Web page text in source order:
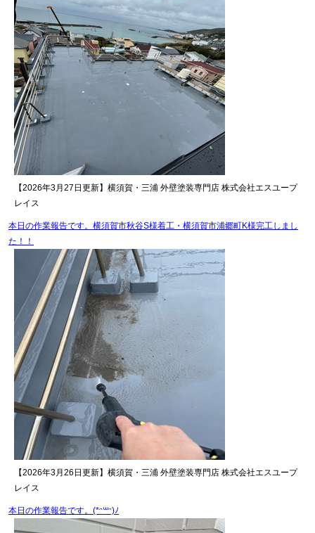
【2026年3月27日更新】横須賀・三浦 外壁塗装専門店 株式会社エスユープ
レイス
本日の作業報告です。横須賀市秋谷S様着工・横須賀市浦郷町K様完工しまし
た！！
【2026年3月26日更新】横須賀・三浦 外壁塗装専門店 株式会社エスユープ
レイス
本日の作業報告です。(*ᵔ꒳ᵔ)ﾉ